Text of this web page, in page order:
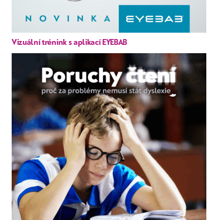
Vizuální trénink s aplikací EYEBAB